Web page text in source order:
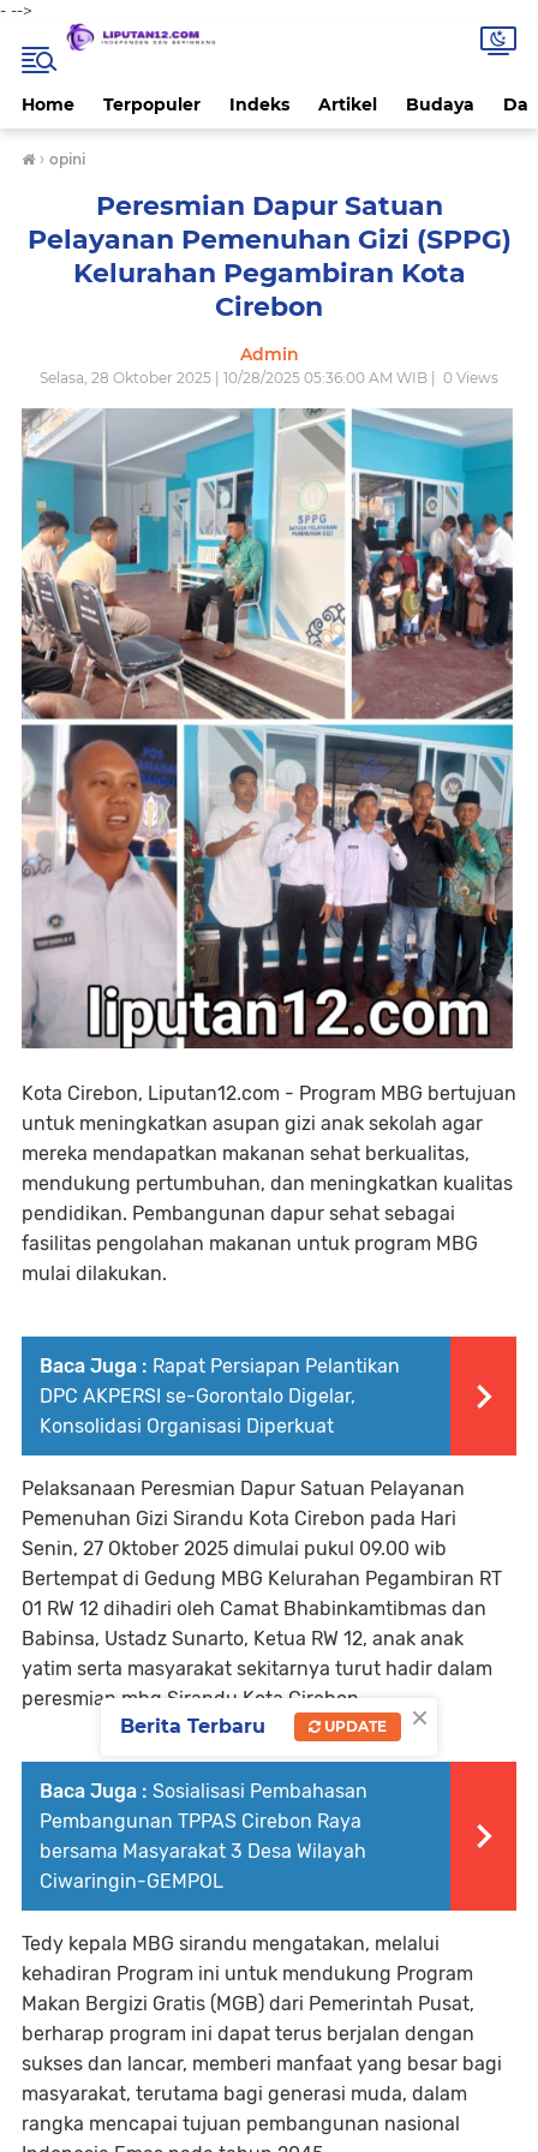
- -->
Home Terpopuler Indeks Artikel Budaya
› opini
Peresmian Dapur Satuan
Pelayanan Pemenuhan Gizi (SPPG)
Kelurahan Pegambiran Kota
Cirebon
Admin
Selasa, 28 Oktober 2025 | 10/28/2025 05:36:00 AM WIB | 0 Views
Kota Cirebon, Liputan12.com - Program MBG bertujuan
untuk meningkatkan asupan gizi anak sekolah agar
mereka mendapatkan makanan sehat berkualitas,
mendukung pertumbuhan, dan meningkatkan kualitas
pendidikan. Pembangunan dapur sehat sebagai
fasilitas pengolahan makanan untuk program MBG
mulai dilakukan.
Baca Juga : Rapat Persiapan Pelantikan
DPC AKPERSI se-Gorontalo Digelar,
Konsolidasi Organisasi Diperkuat
Pelaksanaan Peresmian Dapur Satuan Pelayanan
Pemenuhan Gizi Sirandu Kota Cirebon pada Hari
Senin, 27 Oktober 2025 dimulai pukul 09.00 wib
Bertempat di Gedung MBG Kelurahan Pegambiran RT
01 RW 12 dihadiri oleh Camat Bhabinkamtibmas dan
Babinsa, Ustadz Sunarto, Ketua RW 12, anak anak
yatim serta masyarakat sekitarnya turut hadir dalam
peresmian mbg Sirandu Kota Cirebon.
Baca Juga : Sosialisasi Pembahasan
Pembangunan TPPAS Cirebon Raya
bersama Masyarakat 3 Desa Wilayah
Ciwaringin-GEMPOL
Tedy kepala MBG sirandu mengatakan, melalui
kehadiran Program ini untuk mendukung Program
Makan Bergizi Gratis (MGB) dari Pemerintah Pusat,
berharap program ini dapat terus berjalan dengan
sukses dan lancar, memberi manfaat yang besar bagi
masyarakat, terutama bagi generasi muda, dalam
rangka mencapai tujuan pembangunan nasional
×
Berita Terbaru UPDATE